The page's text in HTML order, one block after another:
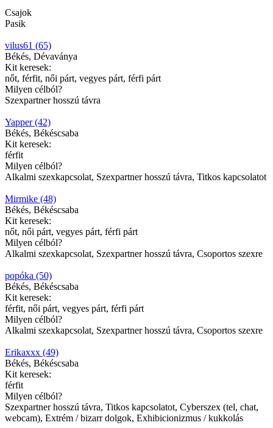
Csajok
Pasik
vilus61 (65)
Békés, Dévaványa
Kit keresek:
nőt, férfit, női párt, vegyes párt, férfi párt
Milyen célból?
Szexpartner hosszú távra
Yapper (42)
Békés, Békéscsaba
Kit keresek:
férfit
Milyen célból?
Alkalmi szexkapcsolat, Szexpartner hosszú távra, Titkos kapcsolatot
Mirmike (48)
Békés, Békéscsaba
Kit keresek:
nőt, női párt, vegyes párt, férfi párt
Milyen célból?
Alkalmi szexkapcsolat, Szexpartner hosszú távra, Csoportos szexre
popóka (50)
Békés, Békéscsaba
Kit keresek:
férfit, női párt, vegyes párt, férfi párt
Milyen célból?
Alkalmi szexkapcsolat, Szexpartner hosszú távra, Csoportos szexre
Erikaxxx (49)
Békés, Békéscsaba
Kit keresek:
férfit
Milyen célból?
Szexpartner hosszú távra, Titkos kapcsolatot, Cyberszex (tel, chat,
webcam), Extrém / bizarr dolgok, Exhibicionizmus / kukkolás